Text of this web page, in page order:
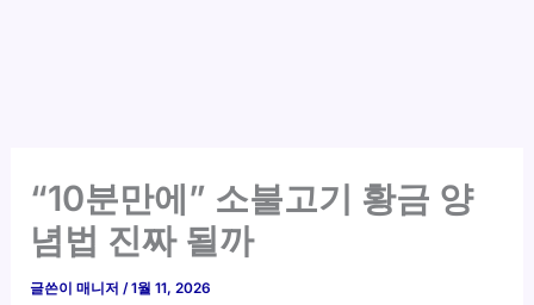
“10분만에” 소불고기 황금 양
념법 진짜 될까
글쓴이매니저/1월 11, 2026